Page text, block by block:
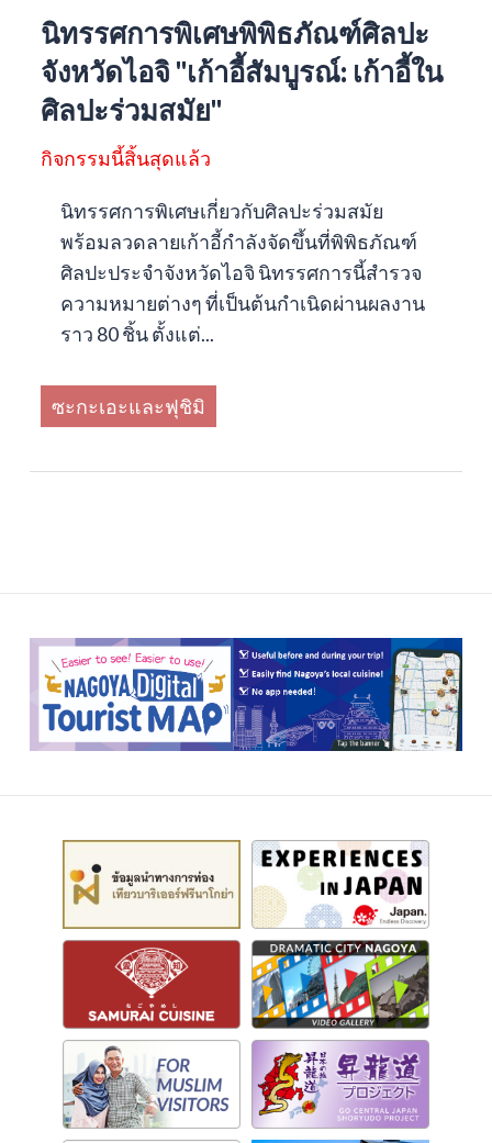
นิทรรศการพิเศษพิพิธภัณฑ์ศิลปะ
จังหวัดไอจิ "เก้าอี้สัมบูรณ์: เก้าอี้ใน
ศิลปะร่วมสมัย"
กิจกรรมนี้สิ้นสุดแล้ว
นิทรรศการพิเศษเกี่ยวกับศิลปะร่วมสมัย
พร้อมลวดลายเก้าอี้กำลังจัดขึ้นที่พิพิธภัณฑ์
ศิลปะประจำจังหวัดไอจิ นิทรรศการนี้สำรวจ
ความหมายต่างๆ ที่เป็นต้นกำเนิดผ่านผลงาน
ราว 80 ชิ้น ตั้งแต่...
ซะกะเอะและฟุชิมิ